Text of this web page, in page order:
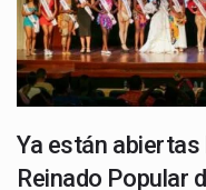
Ya están
Reinado Popular